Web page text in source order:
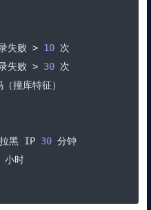
失败 > 10 次
失败 > 30 次
撞库特征）
拉黑 IP 30 分钟
小时